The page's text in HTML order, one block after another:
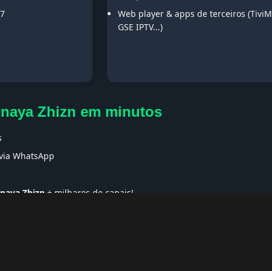
Web player & apps de terceiros
GSE IPTV...)
Zhizn em minutos
WhatsApp
Zhizn + milhares de canais!